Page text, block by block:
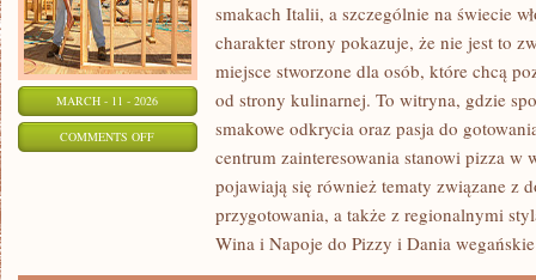
MARCH - 11 - 2026
COMMENTS OFFON
smakach Italii, a szczególnie na świecie
charakter strony pokazuje, że nie jest to
miejsce stworzone dla osób, które chcą
od strony kulinarnej. To witryna, gdzie
smakowe odkrycia oraz pasja do
centrum zainteresowania stanowi pizza w
pojawiają się również tematy związane z
przygotowania, a także z regionalnymi
Wina i Napoje do Pizzy i Dania